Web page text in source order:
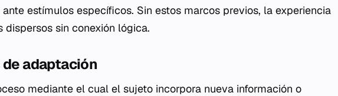
estímulos específicos. Sin estos marcos previos, la experiencia
dispersos sin conexión lógica.
adaptación
mediante el cual el sujeto incorpora nueva información o